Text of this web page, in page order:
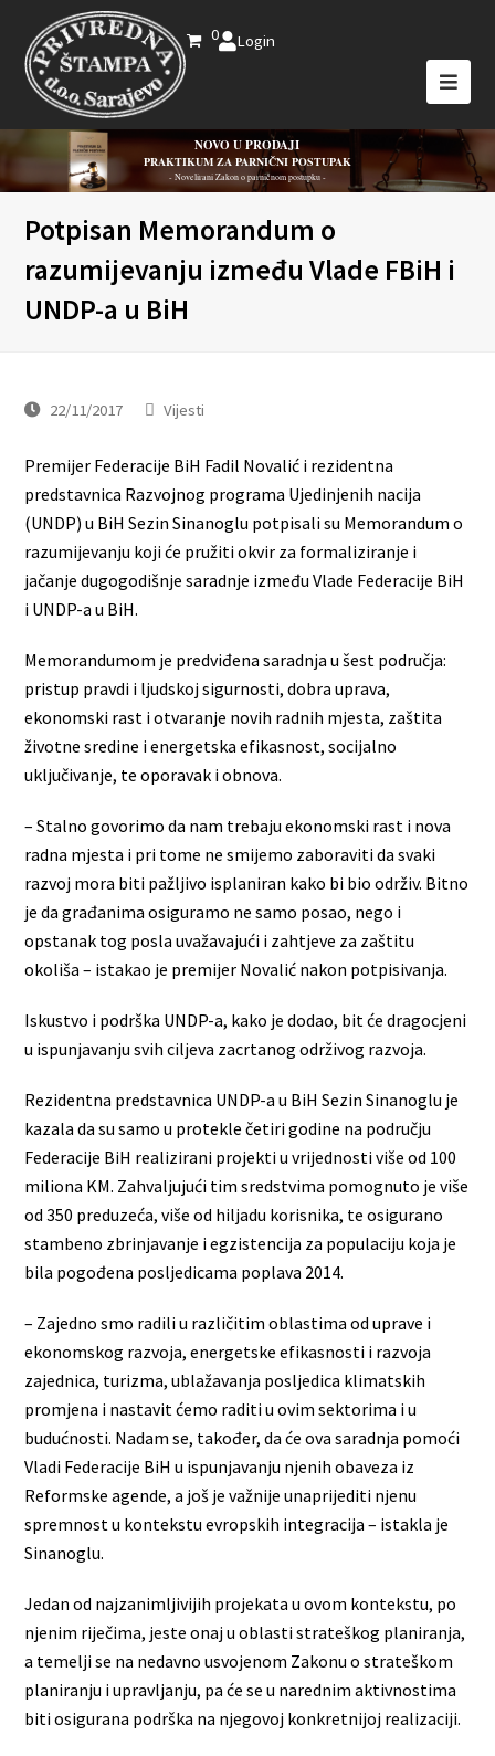
0 Login
NOVO U PRODAJI
PRAKTIKUM ZA PARNIČNI POSTUPAK
- Novelirani Zakon o parničnom postupku -
Potpisan Memorandum o
razumijevanju između Vlade FBiH i
UNDP-a u BiH
22/11/2017 Vijesti
Premijer Federacije BiH Fadil Novalić i rezidentna
predstavnica Razvojnog programa Ujedinjenih nacija
(UNDP) u BiH Sezin Sinanoglu potpisali su Memorandum o
razumijevanju koji će pružiti okvir za formaliziranje i
jačanje dugogodišnje saradnje između Vlade Federacije BiH
i UNDP-a u BiH.
Memorandumom je predviđena saradnja u šest područja:
pristup pravdi i ljudskoj sigurnosti, dobra uprava,
ekonomski rast i otvaranje novih radnih mjesta, zaštita
životne sredine i energetska efikasnost, socijalno
uključivanje, te oporavak i obnova.
– Stalno govorimo da nam trebaju ekonomski rast i nova
radna mjesta i pri tome ne smijemo zaboraviti da svaki
razvoj mora biti pažljivo isplaniran kako bi bio održiv. Bitno
je da građanima osiguramo ne samo posao, nego i
opstanak tog posla uvažavajući i zahtjeve za zaštitu
okoliša – istakao je premijer Novalić nakon potpisivanja.
Iskustvo i podrška UNDP-a, kako je dodao, bit će dragocjeni
u ispunjavanju svih ciljeva zacrtanog održivog razvoja.
Rezidentna predstavnica UNDP-a u BiH Sezin Sinanoglu je
kazala da su samo u protekle četiri godine na području
Federacije BiH realizirani projekti u vrijednosti više od 100
miliona KM. Zahvaljujući tim sredstvima pomognuto je više
od 350 preduzeća, više od hiljadu korisnika, te osigurano
stambeno zbrinjavanje i egzistencija za populaciju koja je
bila pogođena posljedicama poplava 2014.
– Zajedno smo radili u različitim oblastima od uprave i
ekonomskog razvoja, energetske efikasnosti i razvoja
zajednica, turizma, ublažavanja posljedica klimatskih
promjena i nastavit ćemo raditi u ovim sektorima i u
budućnosti. Nadam se, također, da će ova saradnja pomoći
Vladi Federacije BiH u ispunjavanju njenih obaveza iz
Reformske agende, a još je važnije unaprijediti njenu
spremnost u kontekstu evropskih integracija – istakla je
Sinanoglu.
Jedan od najzanimljivijih projekata u ovom kontekstu, po
njenim riječima, jeste onaj u oblasti strateškog planiranja,
a temelji se na nedavno usvojenom Zakonu o strateškom
planiranju i upravljanju, pa će se u narednim aktivnostima
biti osigurana podrška na njegovoj konkretnijoj realizaciji.